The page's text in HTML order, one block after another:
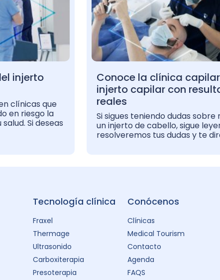
injerto
clínicas que
en riesgo la
Si deseas
Conoce la clínica
injerto capilar con
reales
Si sigues teniendo dudas
un injerto de cabello, sigue
resolveremos tus dudas y te
Tecnología clínica
Fraxel
Thermage
Ultrasonido
Carboxiterapia
Presoterapia
Conócenos
Clínicas
Medical Tourism
Contacto
Agenda
FAQS